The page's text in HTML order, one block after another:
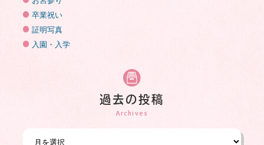
卒業祝い
証明写真
入園・入学
過去の投稿
Archives